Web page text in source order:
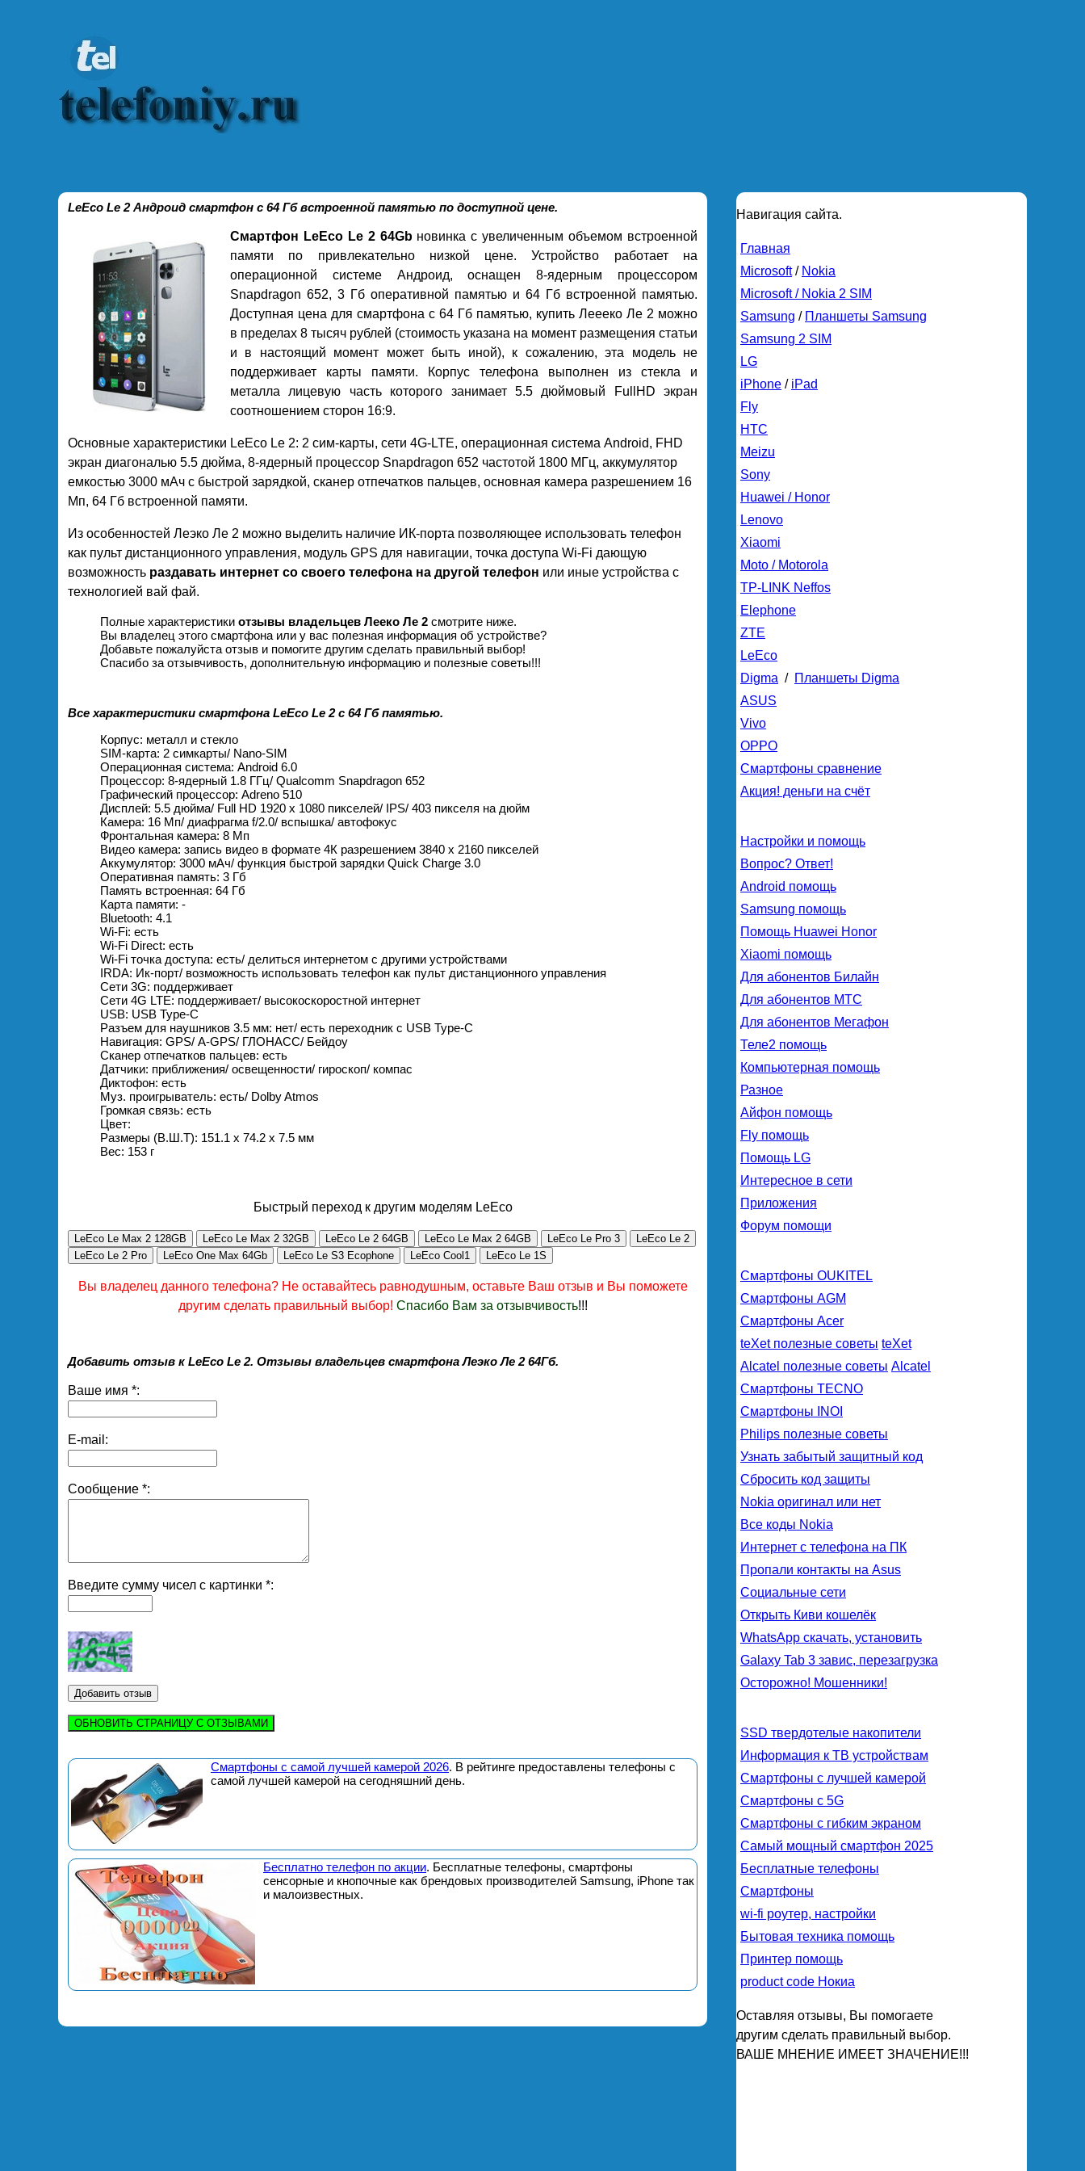
LeEco Le 2 Андроид смартфон с 64 Гб встроенной памятью по доступной цене.
Смартфон LeEco Le 2 64Gbновинка с увеличенным объемом встроенной
памяти по привлекательно низкой цене. Устройство работает на
операционной системе Андроид, оснащен 8-ядерным процессором
Snapdragon 652, 3 Гб оперативной памятью и 64 Гб встроенной памятью.
Доступная цена для смартфона с 64 Гб памятью, купить Леееко Ле 2 можно
в пределах 8 тысяч рублей (стоимость указана на момент размещения статьи
и в настоящий момент может быть иной), к сожалению, эта модель не
поддерживает карты памяти. Корпус телефона выполнен из стекла и
металла лицевую часть которого занимает 5.5 дюймовый FullHD экран
соотношением сторон 16:9.
Основные характеристики LeEco Le 2: 2 сим-карты, сети 4G-LTE, операционная система Android, FHD
экран диагональю 5.5 дюйма, 8-ядерный процессор Snapdragon 652 частотой 1800 МГц, аккумулятор
емкостью 3000 мАч с быстрой зарядкой, сканер отпечатков пальцев, основная камера разрешением 16
Мп, 64 Гб встроенной памяти.
Из особенностей Леэко Ле 2 можно выделить наличие ИК-порта позволяющее использовать телефон
как пульт дистанционного управления, модуль GPS для навигации, точка доступа Wi-Fi дающую
возможность раздавать интернет со своего телефона на другой телефон или иные устройства с
технологией вай фай.
Полные характеристики отзывы владельцев Лееко Ле 2 смотрите ниже.
Вы владелец этого смартфона или у вас полезная информация об устройстве?
Добавьте пожалуйста отзыв и помогите другим сделать правильный выбор!
Спасибо за отзывчивость, дополнительную информацию и полезные советы!!!
Все характеристики смартфона LeEco Le 2 с 64 Гб памятью.
Корпус: металл и стекло
SIM-карта: 2 симкарты/ Nano-SIM
Операционная система: Android 6.0
Процессор: 8-ядерный 1.8 ГГц/ Qualcomm Snapdragon 652
Графический процессор: Adreno 510
Дисплей: 5.5 дюйма/ Full HD 1920 х 1080 пикселей/ IPS/ 403 пикселя на дюйм
Камера: 16 Мп/ диафрагма f/2.0/ вспышка/ автофокус
Фронтальная камера: 8 Мп
Видео камера: запись видео в формате 4К разрешением 3840 х 2160 пикселей
Аккумулятор: 3000 мАч/ функция быстрой зарядки Quick Charge 3.0
Оперативная память: 3 Гб
Память встроенная: 64 Гб
Карта памяти: -
Bluetooth: 4.1
Wi-Fi: есть
Wi-Fi Direct: есть
Wi-Fi точка доступа: есть/ делиться интернетом с другими устройствами
IRDA: Ик-порт/ возможность использовать телефон как пульт дистанционного управления
Сети 3G: поддерживает
Сети 4G LTE: поддерживает/ высокоскоростной интернет
USB: USB Type-C
Разъем для наушников 3.5 мм: нет/ есть переходник с USB Type-C
Навигация: GPS/ А-GPS/ ГЛОНАСС/ Бейдоу
Сканер отпечатков пальцев: есть
Датчики: приближения/ освещенности/ гироскоп/ компас
Диктофон: есть
Муз. проигрыватель: есть/ Dolby Atmos
Громкая связь: есть
Цвет:
Размеры (В.Ш.Т): 151.1 x 74.2 x 7.5 мм
Вес: 153 г
Быстрый переход к другим моделям LeEco
LeEco Le Max 2 128GB LeEco Le Max 2 32GB LeEco Le 2 64GB LeEco Le Max 2 64GB LeEco Le Pro 3
LeEco Le 2
LeEco Le 2 Pro
LeEco One Max 64Gb LeEco Le S3 Ecophone LeEco Cool1 LeEco Le 1S
Вы владелец данного телефона? Не оставайтесь равнодушным, оставьте Ваш отзыв и Вы поможете
другим сделать правильный выбор! Спасибо Вам за отзывчивость!!!
Добавить отзыв к LeEco Le 2. Отзывы владельцев смартфона Леэко Ле 2 64Гб.
Ваше имя *:
E-mail:
Сообщение *:
Введите сумму чисел с картинки *:
ОБНОВИТЬ СТРАНИЦУ С ОТЗЫВАМИ
Смартфоны с самой лучшей камерой 2026. В рейтинге предоставлены телефоны с
самой лучшей камерой на сегодняшний день.
Бесплатно телефон по акции. Бесплатные телефоны, смартфоны
сенсорные и кнопочные как брендовых производителей Samsung, iPhone так
и малоизвестных.
Навигация сайта.
Главная
Microsoft/ Nokia
Microsoft / Nokia 2 SIM
Samsung / Планшеты Samsung
Samsung 2 SIM
LG
iPhone / iPad
Fly
HTC
Meizu
Sony
Huawei / Honor
Lenovo
Xiaomi
Moto / Motorola
TP-LINK Neffos
Elephone
ZTE
LeEco
Digma / Планшеты Digma
ASUS
Vivo
OPPO
Смартфоны сравнение
Акция! деньги на счёт
Настройки и помощь
Вопрос? Ответ!
Android помощь
Samsung помощь
Помощь Huawei Honor
Xiaomi помощь
Для абонентов Билайн
Для абонентов МТС
Для абонентов Мегафон
Теле2 помощь
Компьютерная помощь
Разное
Айфон помощь
Fly помощь
Помощь LG
Интересное в сети
Приложения
Форум помощи
Смартфоны OUKITEL
Смартфоны AGM
Смартфоны Acer
teXet полезные советы teXet
Alcatel полезные советы Alcatel
Смартфоны TECNO
Смартфоны INOI
Philips полезные советы
Узнать забытый защитный код
Сбросить код защиты
Nokia оригинал или нет
Все коды Nokia
Интернет с телефона на ПК
Пропали контакты на Asus
Социальные сети
Открыть Киви кошелёк
WhatsApp скачать, установить
Galaxy Tab 3 завис, перезагрузка
Осторожно! Мошенники!
SSD твердотелые накопители
Информация к ТВ устройствам
Смартфоны с лучшей камерой
Смартфоны с 5G
Смартфоны с гибким экраном
Самый мощный смартфон 2025
Бесплатные телефоны
Смартфоны
wi-fi роутер, настройки
Бытовая техника помощь
Принтер помощь
product code Нокиа
Оставляя отзывы, Вы помогаете
другим сделать правильный выбор.
ВАШЕ МНЕНИЕ ИМЕЕТ ЗНАЧЕНИЕ!!!